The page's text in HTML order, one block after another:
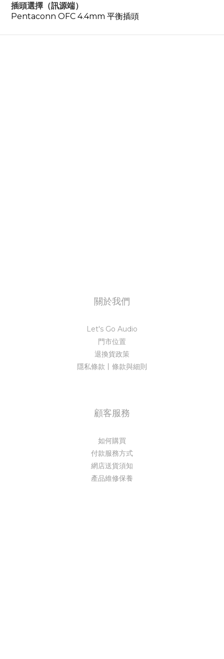
插頭選擇（訊源端）
Pentaconn OFC 4.4mm 平衡插頭
關於我們
Let's Go Audio
門市位置
退換貨政策
隱私條款丨條款與細則
顧客服務
如何購買
付款服務方式
網店送貨須知
產品維修保養